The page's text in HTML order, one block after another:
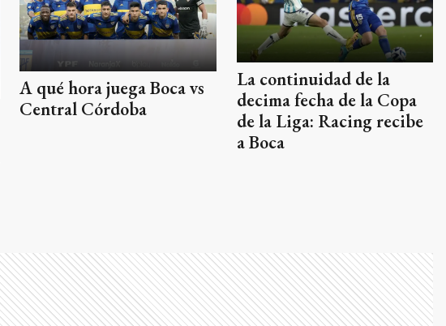
A qué hora juega Boca vs
Central Córdoba
La continuidad de la
decima fecha de la Copa
de la Liga: Racing recibe
a Boca